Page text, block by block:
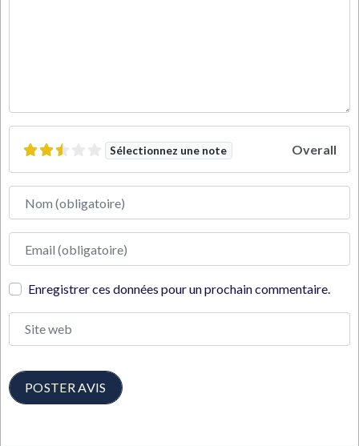
Sélectionnez une note Overall
Adresse e-mail
Enregistrer ces données pour un prochain commentaire.